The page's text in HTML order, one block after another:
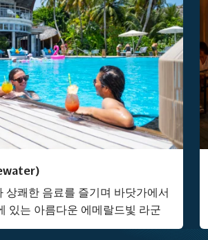
상쾌한 음료를 즐기며 바닷가에서
있는 아름다운 에메랄드빛 라군